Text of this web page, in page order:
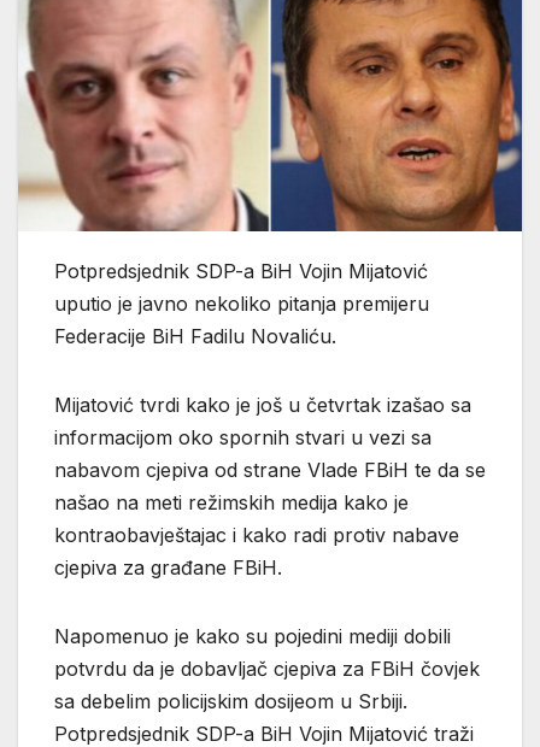
Potpredsjednik SDP-a BiH Vojin Mijatović
uputio je javno nekoliko pitanja premijeru
Federacije BiH Fadilu Novaliću.
Mijatović tvrdi kako je još u četvrtak izašao sa
informacijom oko spornih stvari u vezi sa
nabavom cjepiva od strane Vlade FBiH te da se
našao na meti režimskih medija kako je
kontraobavještajac i kako radi protiv nabave
cjepiva za građane FBiH.
Napomenuo je kako su pojedini mediji dobili
potvrdu da je dobavljač cjepiva za FBiH čovjek
sa debelim policijskim dosijeom u Srbiji.
Potpredsjednik SDP-a BiH Vojin Mijatović traži